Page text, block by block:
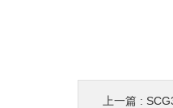
上一篇 :